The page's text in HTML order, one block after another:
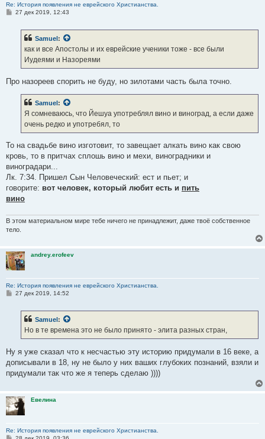
Re: История появления не еврейского Христианства.
С27 дек 2019, 12:43
Samuel :
как и все Апостолы и их еврейские ученики тоже - все были
Иудеями и Назореями
Про назореев спорить не буду, но зилотами часть была точно.
Samuel:
Я сомневаюсь, что Йешуа употреблял вино и виноград, а если даже
очень редко и употребял, то
То на свадьбе вино изготовит, то завещает алкать вино как свою
кровь, то в притчах сплошь вино и мехи, виноградники и
виноградари...
Лк. 7:34. Пришел Сын Человеческий: ест и пьет; и
говорите: вот человек, который любит есть и пить
вино
В этом материальном мире тебе ничего не принадлежит, даже твоё собственное
тело.
andrey.erofeev
Re: История появления не еврейского Христианства.
С
е
27 дек 2019, 14:52
Samuel :
Но в те времена это не было принято - элита разных стран,
Ну я уже сказал что к несчастью эту историю придумали в 16 веке, а
дописывали в 18, ну не было у них ваших глубоких познаний, взяли и
придумали так что же я теперь сделаю ))))
Евелина
Re: История появления не еврейского Христианства.
С